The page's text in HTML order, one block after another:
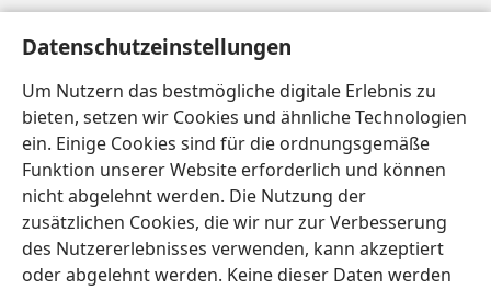
Datenschutzeinstellungen
Um Nutzern das bestmögliche digitale Erlebnis zu
bieten, setzen wir Cookies und ähnliche Technologien
ein. Einige Cookies sind für die ordnungsgemäße
Funktion unserer Website erforderlich und können
nicht abgelehnt werden. Die Nutzung der
zusätzlichen Cookies, die wir nur zur Verbesserung
des Nutzererlebnisses verwenden, kann akzeptiert
oder abgelehnt werden. Keine dieser Daten werden
Spenden
(öffnet
neues
Fenster)Wachtturm ONLINE-BIBLIOTHEK
(öffnet
neues
Fenster)JW Hub®
(öffnet
neues
Fenster)JW Library
®